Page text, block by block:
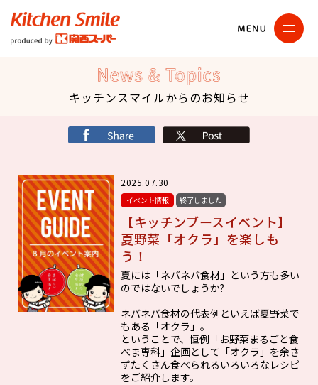
キッチンスマイル
News & Topics
キッチンスマイルからのお知らせ
2025.07.30
イベント情報 終了しました
【キッチンブースイベント】
夏野菜「オクラ」を楽しも
う！
夏には「ネバネバ食材」という方も多い
のではないでしょうか?
ネバネバ食材の代表例といえば夏野菜で
もある「オクラ」。
ということで、恒例「お野菜まるごと食
べま専科」企画として「オクラ」を余さ
ずたくさん食べられるいろいろなレシピ
をご紹介します。